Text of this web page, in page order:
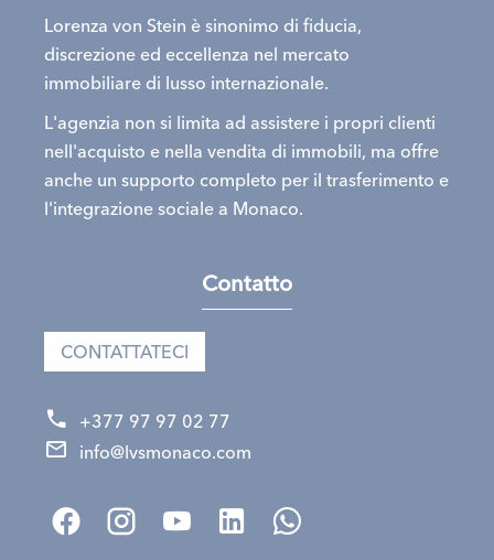
Lorenza von Stein è sinonimo di fiducia,
discrezione ed eccellenza nel mercato
immobiliare di lusso internazionale.
L'agenzia non si limita ad assistere i propri clienti
nell'acquisto e nella vendita di immobili, ma offre
anche un supporto completo per il trasferimento e
l'integrazione sociale a Monaco.
Contatto
CONTATTATECI
+377 97 97 02 77
info@lvsmonaco.com